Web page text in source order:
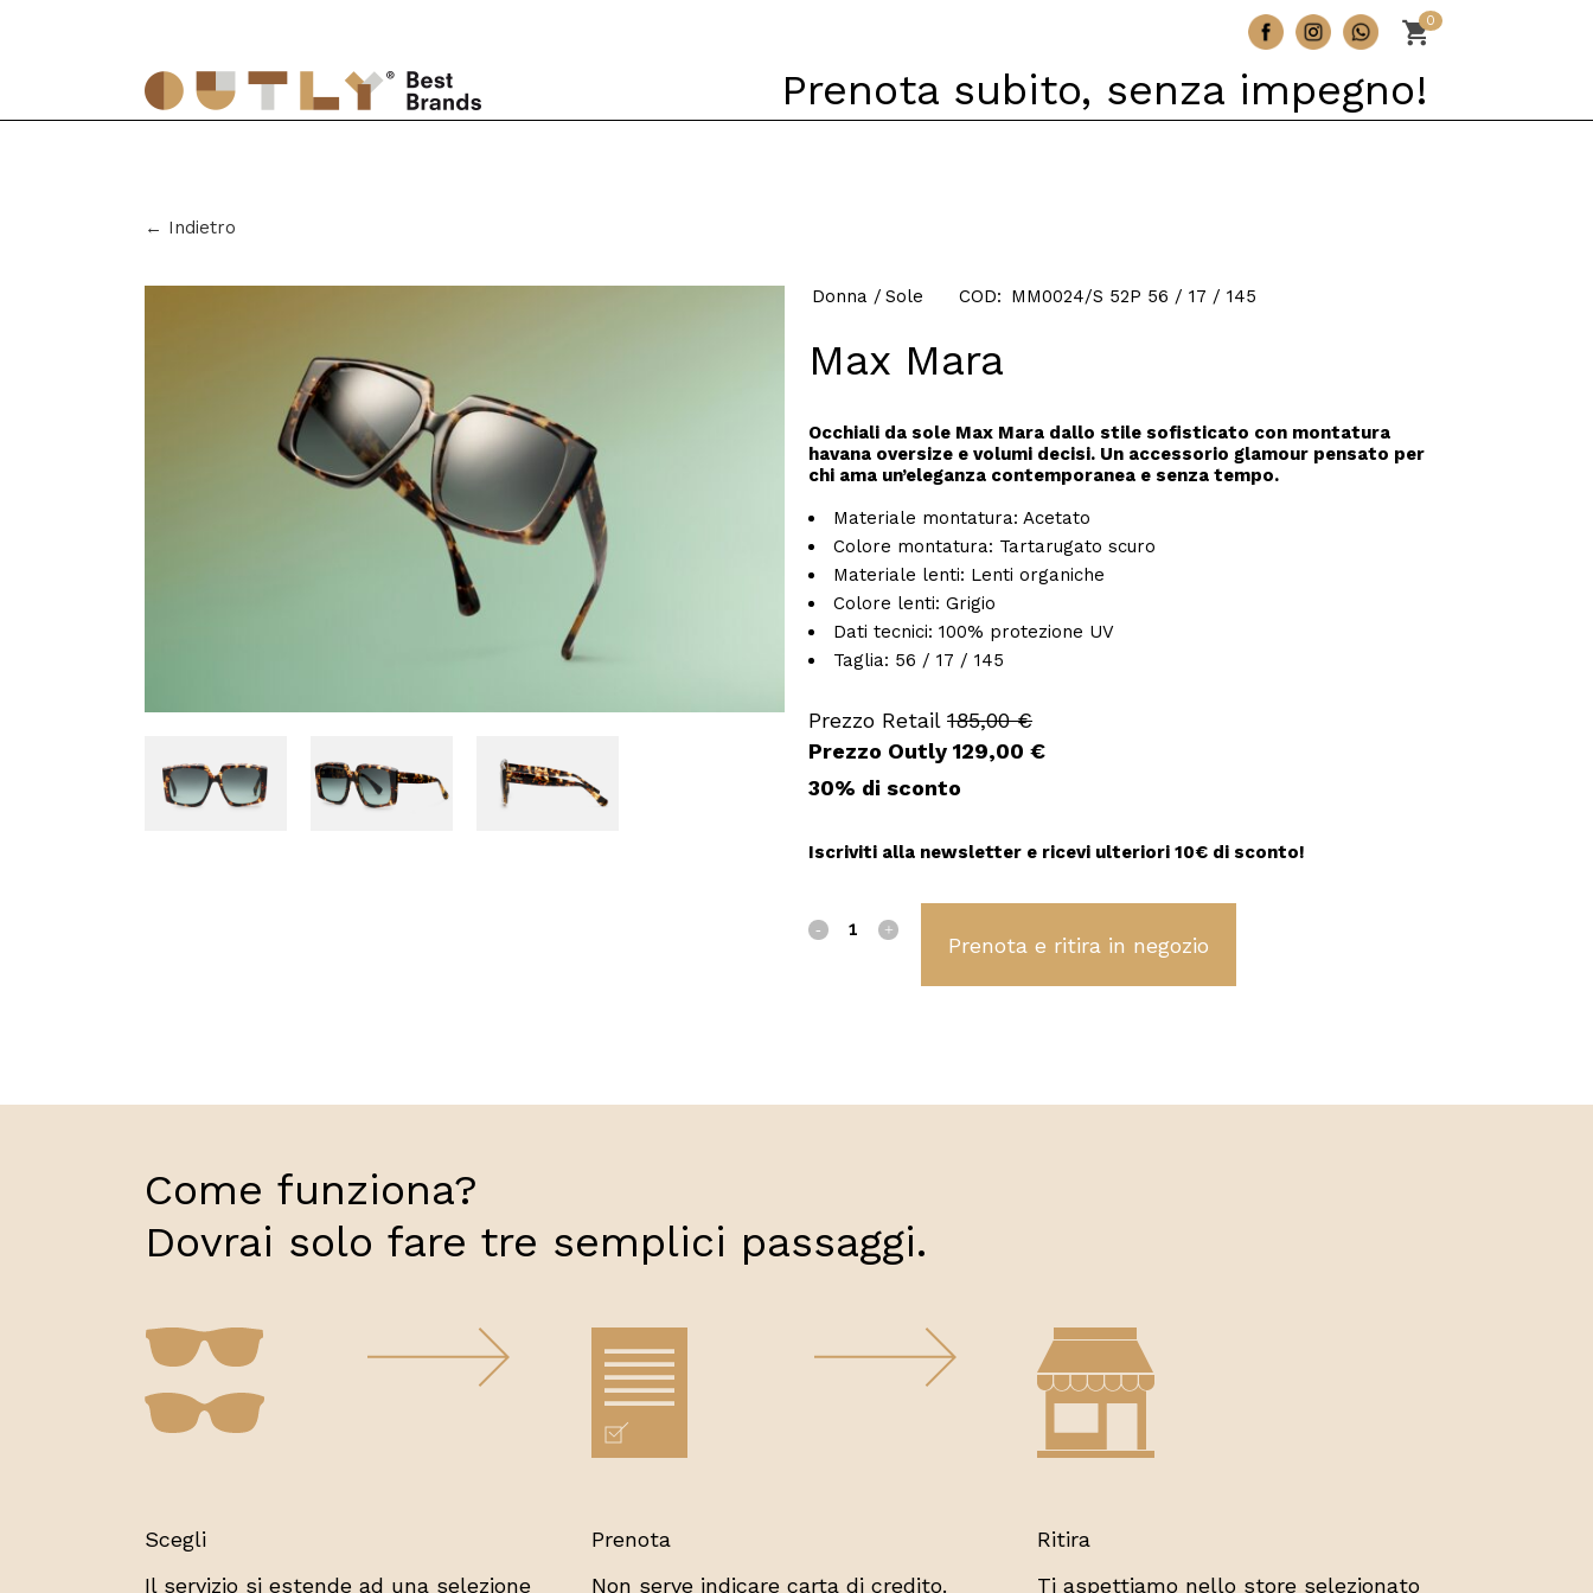
0
Prenota subito, senza impegno!
← Indietro
COD: MM0024/S 52P 56 / 17 / 145
Donna Sole
Max Mara
Occhiali da sole Max Mara dallo stile sofisticato con montatura
havana oversize e volumi decisi. Un accessorio glamour pensato per
chi ama un’eleganza contemporanea e senza tempo.
Materiale montatura: Acetato
Colore montatura: Tartarugato scuro
Materiale lenti: Lenti organiche
Colore lenti: Grigio
Dati tecnici: 100% protezione UV
Taglia: 56 / 17 / 145
185,00€
Il
prezzo
originale
era:
185,00 €.
129,00 €Il
prezzo
30% di sconto
Iscriviti alla newsletter e ricevi ulteriori 10€ di sconto!
Max
Come funziona?
Dovrai solo fare tre semplici passaggi.
Scegli
Il servizio si estende ad una selezione
Prenota
Non serve indicare carta di credito.
Ritira
Ti aspettiamo nello store selezionato